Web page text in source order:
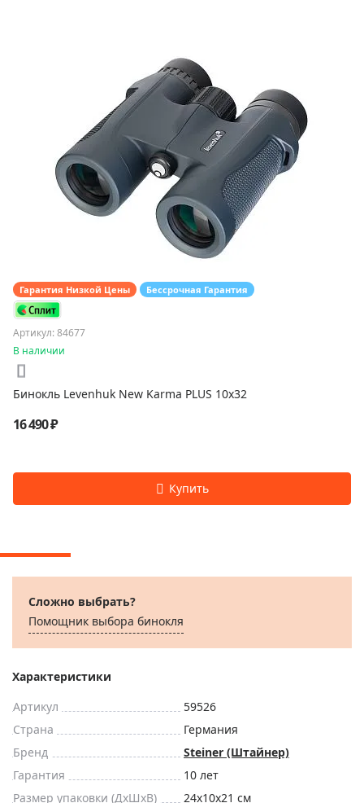
Гарантия Низкой Цены Бессрочная Гарантия
Артикул: 84677
В наличии
Бинокль Levenhuk New Karma PLUS 10x32
16 490 ₽
Сложно выбрать?
Помощник выбора бинокля
Характеристики
Артикул
59526
Страна
Германия
Бренд
Steiner (Штайнер)
Гарантия
10 лет
Размер упаковки (ДxШxВ)
24x10x21 см